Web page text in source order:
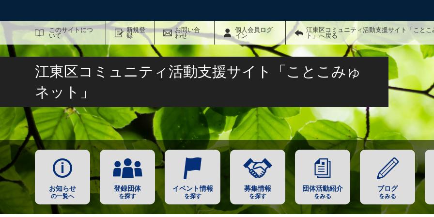
このサイトにつ
いて
新規登
録
お問い合
わせ
個人会員ログ
イン
江東区コミュニティ活動支援サイト「ことこ
ト」へ戻る
サイト内検索
江東区コミュニティ活動支援サイト「ことこみゅ
ネット」
お知らせ
の一覧へ
登録団体
を探す
イベント情報
を探す
募集情報
を探す
団体活動紹介
をみる
ブログ
をみる